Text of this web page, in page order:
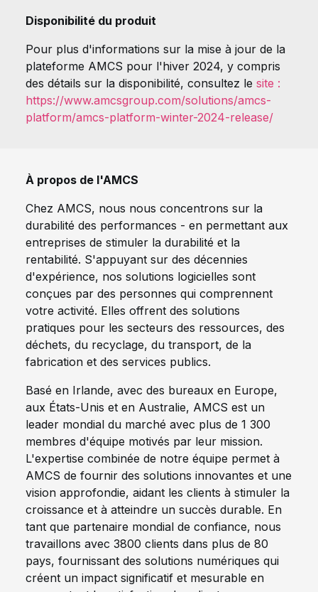
Disponibilité du produit
Pour plus d'informations sur la mise à jour de la
plateforme AMCS pour l'hiver 2024, y compris
des détails sur la disponibilité, consultez le site :
https://www.amcsgroup.com/solutions/amcs-
platform/amcs-platform-winter-2024-release/
À propos de l'AMCS
Chez AMCS, nous nous concentrons sur la
durabilité des performances - en permettant aux
entreprises de stimuler la durabilité et la
rentabilité. S'appuyant sur des décennies
d'expérience, nos solutions logicielles sont
conçues par des personnes qui comprennent
votre activité. Elles offrent des solutions
pratiques pour les secteurs des ressources, des
déchets, du recyclage, du transport, de la
fabrication et des services publics.
Basé en Irlande, avec des bureaux en Europe,
aux États-Unis et en Australie, AMCS est un
leader mondial du marché avec plus de 1 300
membres d'équipe motivés par leur mission.
L'expertise combinée de notre équipe permet à
AMCS de fournir des solutions innovantes et une
vision approfondie, aidant les clients à stimuler la
croissance et à atteindre un succès durable. En
tant que partenaire mondial de confiance, nous
travaillons avec 3800 clients dans plus de 80
pays, fournissant des solutions numériques qui
créent un impact significatif et mesurable en